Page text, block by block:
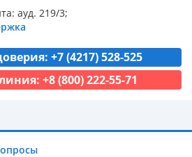
ауд. 219/3;
+7 (4217) 528-525
+8 (800) 222-55-71